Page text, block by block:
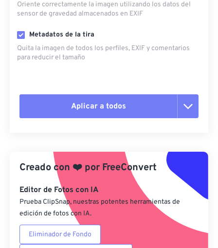
Oriente correctamente la imagen utilizando los datos del
sensor de gravedad almacenados en EXIF
Metadatos de la tira
Quita la imagen de todos los perfiles, EXIF ​​y comentarios
para reducir el tamaño
Aplicar a todos
Aplicar desde el ajuste preestablecido
Guardar como preestablecido
Creado con ❤️ por FreeConvert
Editor de Fotos con IA
Prueba ClipSnap, nuestras potentes herramientas de
edición de fotos con IA.
Eliminador de Fondo